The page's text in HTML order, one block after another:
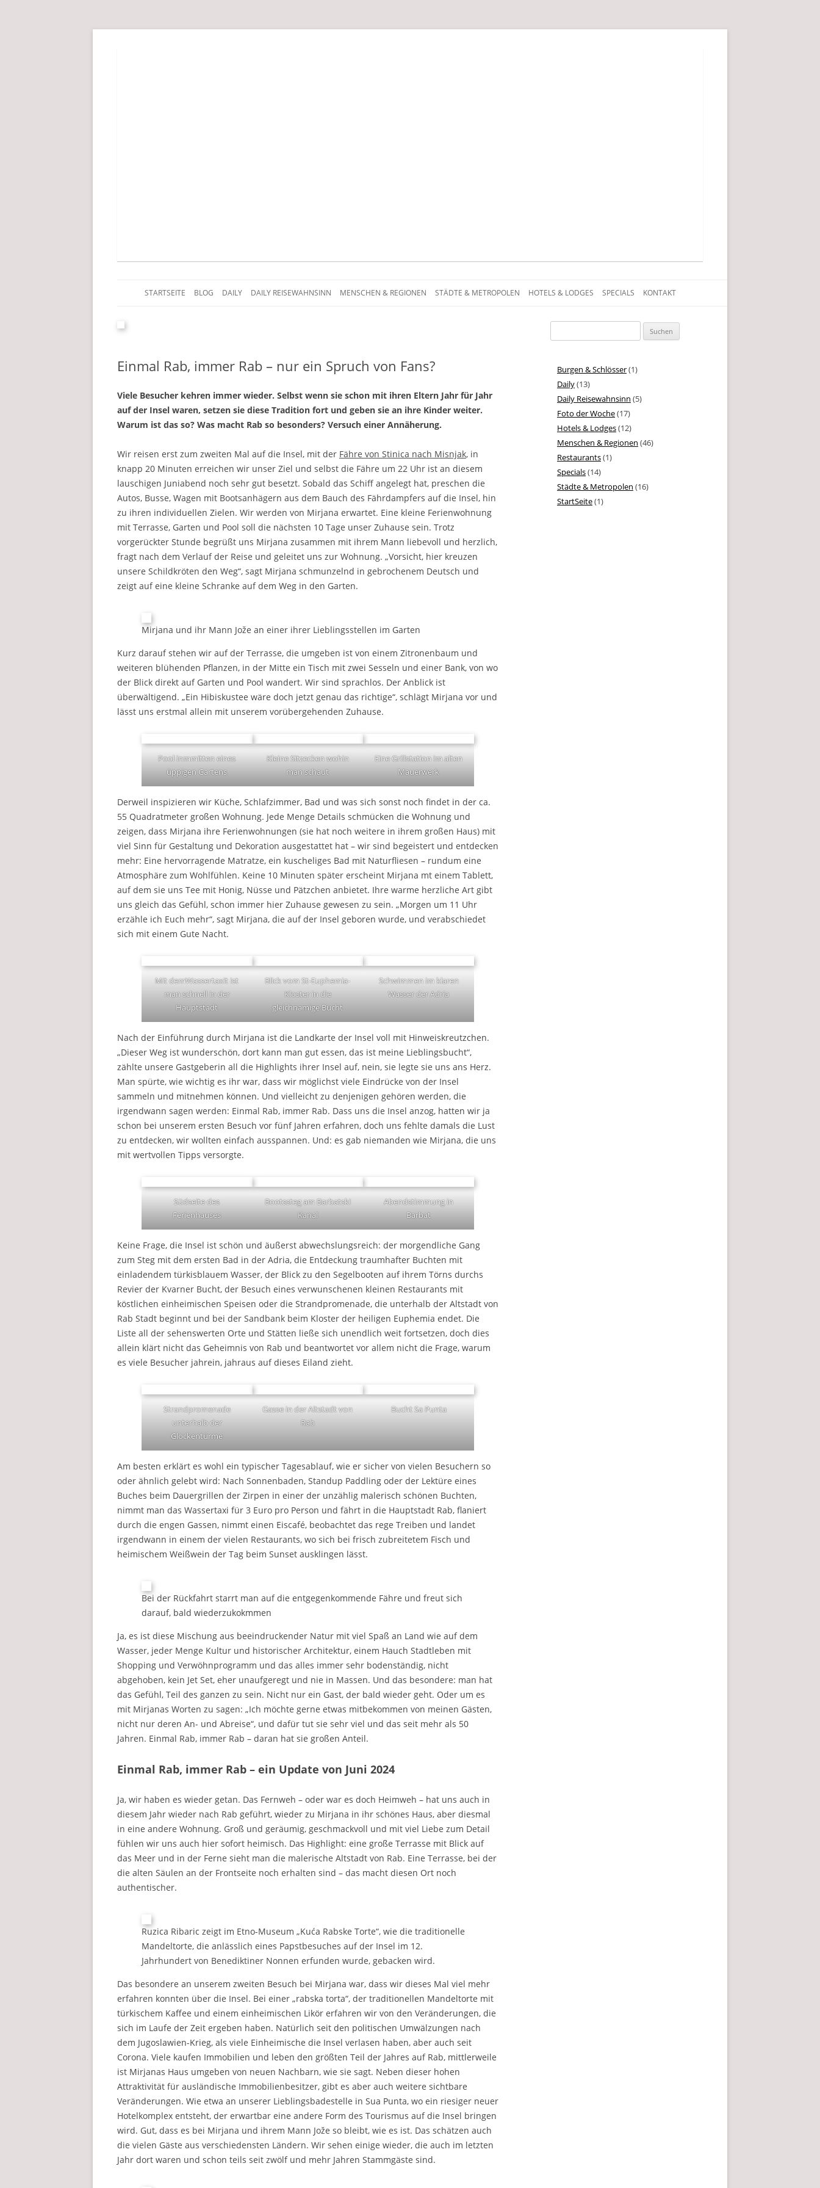
Paettkes News
Der Edelfedern Reiseblog – Die ganze Welt auf einen Blick. Reportagen, Texte und Geschichten aus dem Leben
STARTSEITE BLOG DAILY DAILY REISEWAHNSINN MENSCHEN & REGIONEN STÄDTE & METROPOLEN HOTELS & LODGES SPECIALS KONTAKT
Einmal Rab, immer Rab – nur ein Spruch von Fans?
Viele Besucher kehren immer wieder. Selbst wenn sie schon mit ihren Eltern Jahr für Jahr
auf der Insel waren, setzen sie diese Tradition fort und geben sie an ihre Kinder weiter.
Warum ist das so? Was macht Rab so besonders? Versuch einer Annäherung.
Wir reisen erst zum zweiten Mal auf die Insel, mit der Fähre von Stinica nach Misnjak, in
knapp 20 Minuten erreichen wir unser Ziel und selbst die Fähre um 22 Uhr ist an diesem
lauschigen Juniabend noch sehr gut besetzt. Sobald das Schiff angelegt hat, preschen die
Autos, Busse, Wagen mit Bootsanhägern aus dem Bauch des Fährdampfers auf die Insel, hin
zu ihren individuellen Zielen. Wir werden von Mirjana erwartet. Eine kleine Ferienwohnung
mit Terrasse, Garten und Pool soll die nächsten 10 Tage unser Zuhause sein. Trotz
vorgerückter Stunde begrüßt uns Mirjana zusammen mit ihrem Mann liebevoll und herzlich,
fragt nach dem Verlauf der Reise und geleitet uns zur Wohnung. „Vorsicht, hier kreuzen
unsere Schildkröten den Weg“, sagt Mirjana schmunzelnd in gebrochenem Deutsch und
zeigt auf eine kleine Schranke auf dem Weg in den Garten.
Mirjana und ihr Mann Jože an einer ihrer Lieblingsstellen im Garten
Kurz darauf stehen wir auf der Terrasse, die umgeben ist von einem Zitronenbaum und
weiteren blühenden Pflanzen, in der Mitte ein Tisch mit zwei Sesseln und einer Bank, von wo
der Blick direkt auf Garten und Pool wandert. Wir sind sprachlos. Der Anblick ist
überwältigend. „Ein Hibiskustee wäre doch jetzt genau das richtige“, schlägt Mirjana vor und
lässt uns erstmal allein mit unserem vorübergehenden Zuhause.
Pool inmmitten eines
üppigen Gartens
Kleine Sitzecken wohin
man schaut
Eine Grillstation im alten
Mauerwerk
Derweil inspizieren wir Küche, Schlafzimmer, Bad und was sich sonst noch findet in der ca.
55 Quadratmeter großen Wohnung. Jede Menge Details schmücken die Wohnung und
zeigen, dass Mirjana ihre Ferienwohnungen (sie hat noch weitere in ihrem großen Haus) mit
viel Sinn für Gestaltung und Dekoration ausgestattet hat – wir sind begeistert und entdecken
mehr: Eine hervorragende Matratze, ein kuscheliges Bad mit Naturfliesen – rundum eine
Atmosphäre zum Wohlfühlen. Keine 10 Minuten später erscheint Mirjana mt einem Tablett,
auf dem sie uns Tee mit Honig, Nüsse und Pätzchen anbietet. Ihre warme herzliche Art gibt
uns gleich das Gefühl, schon immer hier Zuhause gewesen zu sein. „Morgen um 11 Uhr
erzähle ich Euch mehr“, sagt Mirjana, die auf der Insel geboren wurde, und verabschiedet
sich mit einem Gute Nacht.
Mit demWassertaxit ist
man schnell in der
Hauptstadt
Blick vom St-Euphemia-
Kloster in die
gleichnamige Bucht
Schwimmen im klaren
Wasser der Adria
Nach der Einführung durch Mirjana ist die Landkarte der Insel voll mit Hinweiskreutzchen.
„Dieser Weg ist wunderschön, dort kann man gut essen, das ist meine Lieblingsbucht“,
zählte unsere Gastgeberin all die Highlights ihrer Insel auf, nein, sie legte sie uns ans Herz.
Man spürte, wie wichtig es ihr war, dass wir möglichst viele Eindrücke von der Insel
sammeln und mitnehmen können. Und vielleicht zu denjenigen gehören werden, die
irgendwann sagen werden: Einmal Rab, immer Rab. Dass uns die Insel anzog, hatten wir ja
schon bei unserem ersten Besuch vor fünf Jahren erfahren, doch uns fehlte damals die Lust
zu entdecken, wir wollten einfach ausspannen. Und: es gab niemanden wie Mirjana, die uns
mit wertvollen Tipps versorgte.
Südseite des
Ferienhauses
Bootssteg am Barbatski
Kanal
Abendstimmung in
Barbat
Keine Frage, die Insel ist schön und äußerst abwechslungsreich: der morgendliche Gang
zum Steg mit dem ersten Bad in der Adria, die Entdeckung traumhafter Buchten mit
einladendem türkisblauem Wasser, der Blick zu den Segelbooten auf ihrem Törns durchs
Revier der Kvarner Bucht, der Besuch eines verwunschenen kleinen Restaurants mit
köstlichen einheimischen Speisen oder die Strandpromenade, die unterhalb der Altstadt von
Rab Stadt beginnt und bei der Sandbank beim Kloster der heiligen Euphemia endet. Die
Liste all der sehenswerten Orte und Stätten ließe sich unendlich weit fortsetzen, doch dies
allein klärt nicht das Geheimnis von Rab und beantwortet vor allem nicht die Frage, warum
es viele Besucher jahrein, jahraus auf dieses Eiland zieht.
Strandpromenade
unterhalb der
Glockentürme
Gasse in der Altstadt von
Rab
Bucht Sa Punta
Am besten erklärt es wohl ein typischer Tagesablauf, wie er sicher von vielen Besuchern so
oder ähnlich gelebt wird: Nach Sonnenbaden, Standup Paddling oder der Lektüre eines
Buches beim Dauergrillen der Zirpen in einer der unzählig malerisch schönen Buchten,
nimmt man das Wassertaxi für 3 Euro pro Person und fährt in die Hauptstadt Rab, flaniert
durch die engen Gassen, nimmt einen Eiscafé, beobachtet das rege Treiben und landet
irgendwann in einem der vielen Restaurants, wo sich bei frisch zubreitetem Fisch und
heimischem Weißwein der Tag beim Sunset ausklingen lässt.
Bei der Rückfahrt starrt man auf die entgegenkommende Fähre und freut sich
darauf, bald wiederzukokmmen
Ja, es ist diese Mischung aus beeindruckender Natur mit viel Spaß an Land wie auf dem
Wasser, jeder Menge Kultur und historischer Architektur, einem Hauch Stadtleben mit
Shopping und Verwöhnprogramm und das alles immer sehr bodenständig, nicht
abgehoben, kein Jet Set, eher unaufgeregt und nie in Massen. Und das besondere: man hat
das Gefühl, Teil des ganzen zu sein. Nicht nur ein Gast, der bald wieder geht. Oder um es
mit Mirjanas Worten zu sagen: „Ich möchte gerne etwas mitbekommen von meinen Gästen,
nicht nur deren An- und Abreise“, und dafür tut sie sehr viel und das seit mehr als 50
Jahren. Einmal Rab, immer Rab – daran hat sie großen Anteil.
Einmal Rab, immer Rab – ein Update von Juni 2024
Ja, wir haben es wieder getan. Das Fernweh – oder war es doch Heimweh – hat uns auch in
diesem Jahr wieder nach Rab geführt, wieder zu Mirjana in ihr schönes Haus, aber diesmal
in eine andere Wohnung. Groß und geräumig, geschmackvoll und mit viel Liebe zum Detail
fühlen wir uns auch hier sofort heimisch. Das Highlight: eine große Terrasse mit Blick auf
das Meer und in der Ferne sieht man die malerische Altstadt von Rab. Eine Terrasse, bei der
die alten Säulen an der Frontseite noch erhalten sind – das macht diesen Ort noch
authentischer.
Ruzica Ribaric zeigt im Etno-Museum „Kuća Rabske Torte“, wie die traditionelle
Mandeltorte, die anlässlich eines Papstbesuches auf der Insel im 12.
Jahrhundert von Benediktiner Nonnen erfunden wurde, gebacken wird.
Das besondere an unserem zweiten Besuch bei Mirjana war, dass wir dieses Mal viel mehr
erfahren konnten über die Insel. Bei einer „rabska torta“, der traditionellen Mandeltorte mit
türkischem Kaffee und einem einheimischen Likör erfahren wir von den Veränderungen, die
sich im Laufe der Zeit ergeben haben. Natürlich seit den politischen Umwälzungen nach
dem Jugoslawien-Krieg, als viele Einheimische die Insel verlasen haben, aber auch seit
Corona. Viele kaufen Immobilien und leben den größten Teil der Jahres auf Rab, mittlerweile
ist Mirjanas Haus umgeben von neuen Nachbarn, wie sie sagt. Neben dieser hohen
Attraktivität für ausländische Immobilienbesitzer, gibt es aber auch weitere sichtbare
Veränderungen. Wie etwa an unserer Lieblingsbadestelle in Sua Punta, wo ein riesiger neuer
Hotelkomplex entsteht, der erwartbar eine andere Form des Tourismus auf die Insel bringen
wird. Gut, dass es bei Mirjana und ihrem Mann Jože so bleibt, wie es ist. Das schätzen auch
die vielen Gäste aus verschiedensten Ländern. Wir sehen einige wieder, die auch im letzten
Jahr dort waren und schon teils seit zwölf und mehr Jahren Stammgäste sind.
nach:
Burgen & Schlösser(1)
Daily(13)
Daily Reisewahnsinn (5)
Foto der Woche(17)
Hotels & Lodges(12)
Menschen & Regionen (46)
Restaurants(1)
Specials(14)
Städte & Metropolen (16)
StartSeite(1)